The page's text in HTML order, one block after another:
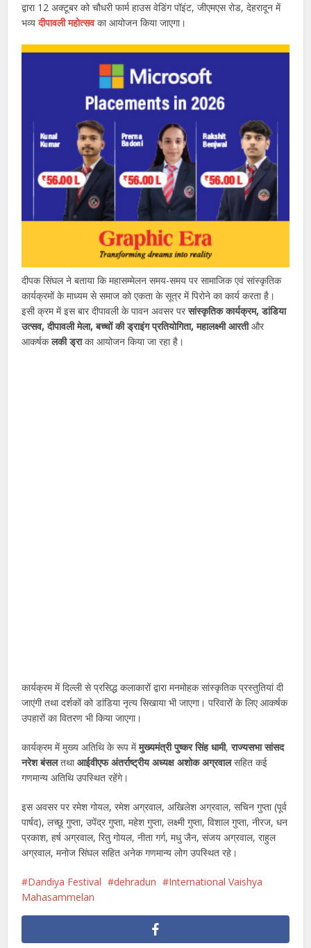
द्वारा 12 अक्टूबर को चौधरी फार्म हाउस वेडिंग पॉइंट, जीएमएस रोड, देहरादून में
भव्यदीपावली महोत्सवका आयोजन किया जाएगा।
दीपक सिंघल ने बताया कि महासम्मेलन समय-समय पर सामाजिक एवं सांस्कृतिक
कार्यक्रमों के माध्यम से समाज को एकता के सूत्र में पिरोने का कार्य करता है।
इसी क्रम में इस बार दीपावली के पावन अवसर परसांस्कृतिक कार्यक्रम, डांडिया
उत्सव, दीपावली मेला, बच्चों की ड्राइंग प्रतियोगिता, महालक्ष्मी आरतीऔर
आकर्षकलकी ड्राका आयोजन किया जा रहा है।
कार्यक्रम में दिल्ली से प्रसिद्ध कलाकारों द्वारा मनमोहक सांस्कृतिक प्रस्तुतियां दी
जाएंगी तथा दर्शकों को डांडिया नृत्य सिखाया भी जाएगा। परिवारों के लिए आकर्षक
उपहारों का वितरण भी किया जाएगा।
कार्यक्रम में मुख्य अतिथि के रूप मेंमुख्यमंत्री पुष्कर सिंह धामी,राज्यसभा सांसद
नरेश बंसलतथाआईवीएफ अंतर्राष्ट्रीय अध्यक्ष अशोक अग्रवालसहित कई
गणमान्य अतिथि उपस्थित रहेंगे।
इस अवसर पर रमेश गोयल, रमेश अग्रवाल, अखिलेश अग्रवाल, सचिन गुप्ता (पूर्व
पार्षद), लच्छू गुप्ता, उपेंद्र गुप्ता, महेश गुप्ता, लक्ष्मी गुप्ता, विशाल गुप्ता, नीरज, धन
प्रकाश, हर्ष अग्रवाल, रितु गोयल, नीता गर्ग, मधु जैन, संजय अग्रवाल, राहुल
अग्रवाल, मनोज सिंघल सहित अनेक गणमान्य लोग उपस्थित रहे।
Dandiya Festival dehradun
International Vaishya
Mahasammelan